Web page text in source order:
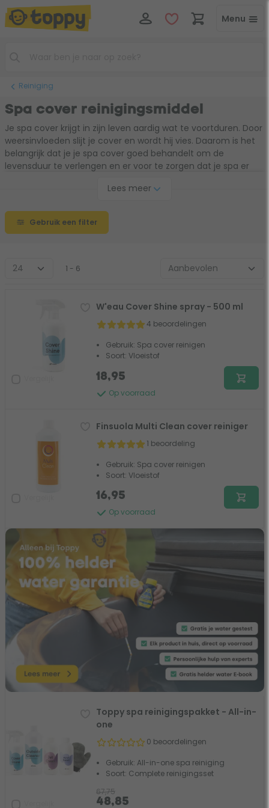
Menu
Reiniging
Spa cover reinigingsmiddel
Je spa cover krijgt in zijn leven aardig wat te voortduren. Door
weersinvloeden slijt je cover en wordt hij vies. Daarom is het
belangrijk dat je je spa cover goed behandelt om de
levensduur te verlengen en er voor te zorgen dat je spa er
optimaal te beschermen, kun je ook gebruik maken van een
minder vocht opneemt en daardoor minder zwaar wordt
naar verloop van tijd.
Lees meer
Gebruik een filter
1 - 6
W'eau Cover Shine spray - 500 ml
4 beoordelingen
Gebruik: Spa cover reinigen
Soort: Vloeistof
Op voorraad
18,95
Finsuola Multi Clean cover reiniger
1 beoordeling
Gebruik: Spa cover reinigen
Soort: Vloeistof
Op voorraad
16,95
Toppy spa reinigingspakket - All-in-
one
0 beoordelingen
Gebruik: All-in-one spa reiniging
Soort: Complete reinigingsset
67,75
48,85